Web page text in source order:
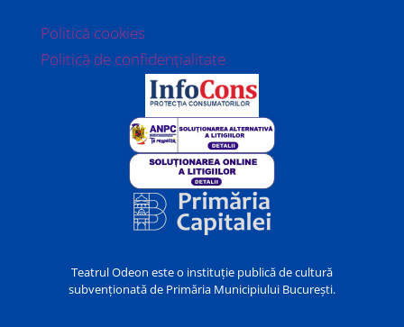
Politică cookies
Politică de confidențialitate
Teatrul Odeon este o instituție publică de cultură
subvenționată de Primăria Municipiului București.